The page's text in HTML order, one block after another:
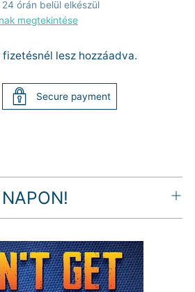
órán belül elkészül
megtekintése
fizetésnél lesz hozzáadva.
Secure payment